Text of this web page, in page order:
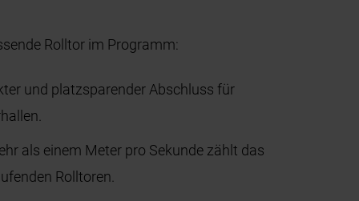
Rolltor im Programm:
und platzsparender Abschluss für
als einem Meter pro Sekunde zählt das
Rolltoren.